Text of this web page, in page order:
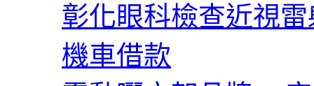
彰化眼科檢查近視
機車借款